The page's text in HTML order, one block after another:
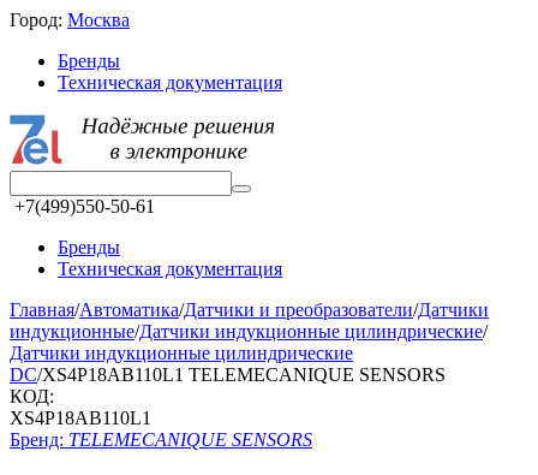
Город: Москва
Бренды
Техническая документация
+7(499)550-50-61
Бренды
Техническая документация
Главная/Автоматика/Датчики и преобразователи/Датчики
индукционные/Датчики индукционные цилиндрические/
Датчики индукционные цилиндрические
DC/XS4P18AB110L1 TELEMECANIQUE SENSORS
КОД:
XS4P18AB110L1
Бренд: TELEMECANIQUE SENSORS